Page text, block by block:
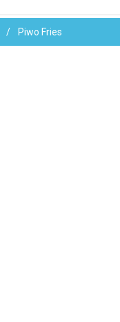
Piwo Fries